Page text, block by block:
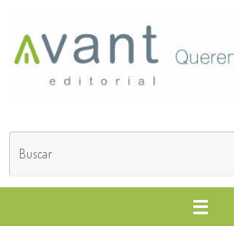
contenido